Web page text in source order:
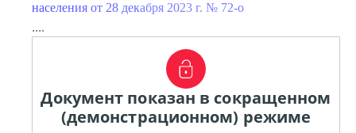
населения от 28 декабря 2023 г. № 72-о
....
Документ показан в сокращенном
(демонстрационном) режиме